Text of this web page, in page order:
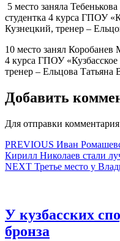
5 место заняла
студентка 4 курса ГПОУ
Кузнецкий, тренер –
10 место занял Коробанев
4 курса ГПОУ
тренер – Ельцова Татьяна
Добавить
Для отправки
Навигация
по
PREVIOUS Предыдущая
запись:
Иван
Кирилл Николаев стали
NEXT Следующая
Третье место у
У кузбасских
бронза